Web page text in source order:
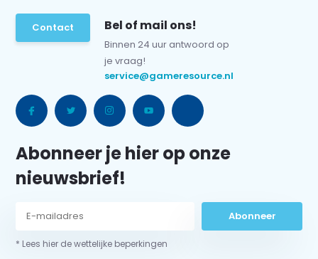
Contact Bel of mail ons!
Binnen 24 uur antwoord op
je vraag!
service@gameresource.nl
Abonneer je hier op onze
nieuwsbrief!
Abonneer
* Lees hier de wettelijke beperkingen